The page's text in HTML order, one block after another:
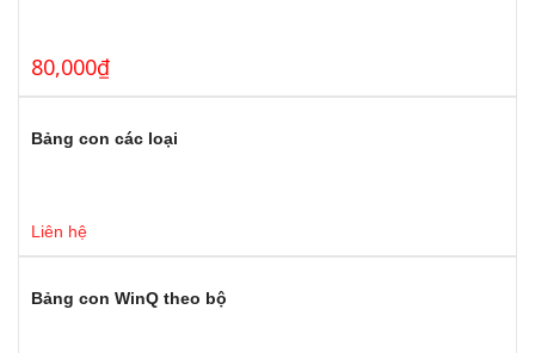
80,000₫
Bảng con các loại
Liên hệ
Bảng con WinQ theo bộ